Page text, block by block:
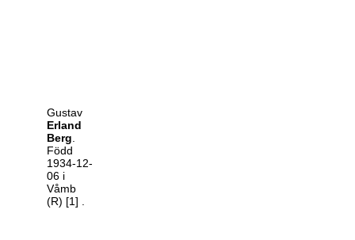
Gustav
Erland
Berg
Född
1934-12-
06 i
Våmb
(R) [1]